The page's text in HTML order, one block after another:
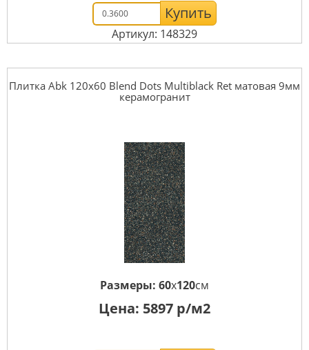
Купить
Артикул: 148329
Плитка Abk 120x60 Blend Dots Multiblack Ret матовая 9мм
керамогранит
Размеры: 60x120см
Цена: 5897 р/м2